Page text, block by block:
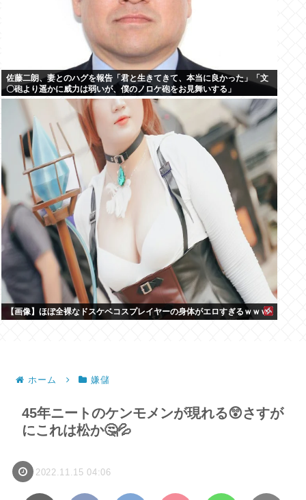
佐藤二朗、妻とのハグを報告「君と生きてきて、本当に良かった」「文
〇砲より遥かに威力は弱いが、僕のノロケ砲をお見舞いする」
【画像】ほぼ全裸なドスケベコスプレイヤーの身体がエロすぎるｗｗｗ
ホーム 嫌儲
45年ニートのケンモメンが現れる😲さすが
にこれは松か🤔💦
2022.11.15 04:06